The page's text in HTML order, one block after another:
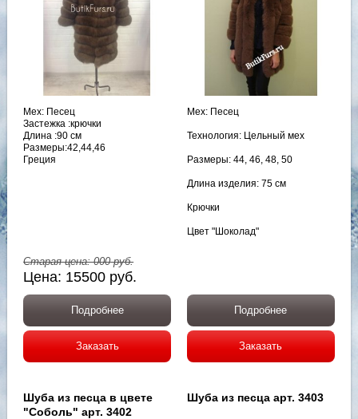
Мех: Песец
Застежка :крючки
Длина :90 см
Размеры:42,44,46
Греция
Старая цена:000руб.
Цена: 15500 руб.
Подробнее
Заказать
Мех: Песец
Технология: Цельный мех
Размеры: 44, 46, 48, 50
Длина изделия: 75 см
Крючки
Цвет "Шоколад"
Подробнее
Заказать
Шуба из песца в цвете
"Соболь" арт. 3402
Шуба из песца арт. 3403